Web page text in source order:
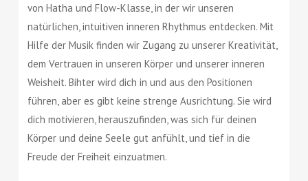
von Hatha und Flow-Klasse, in der wir unseren
natürlichen, intuitiven inneren Rhythmus entdecken. Mit
Hilfe der Musik finden wir Zugang zu unserer Kreativität,
dem Vertrauen in unseren Körper und unserer inneren
Weisheit. Bihter wird dich in und aus den Positionen
führen, aber es gibt keine strenge Ausrichtung. Sie wird
dich motivieren, herauszufinden, was sich für deinen
Körper und deine Seele gut anfühlt, und tief in die
Freude der Freiheit einzuatmen.